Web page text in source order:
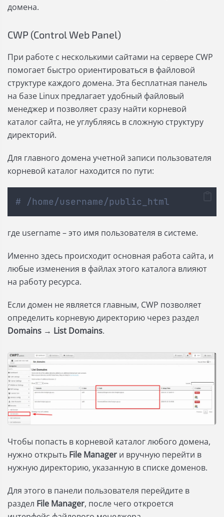
домена.
CWP (Control Web Panel)
При работе с несколькими сайтами на сервере CWP
помогает быстро ориентироваться в файловой
структуре каждого домена. Эта бесплатная панель
на базе Linux предлагает удобный файловый
менеджер и позволяет сразу найти корневой
каталог сайта, не углубляясь в сложную структуру
директорий.
Для главного домена учетной записи пользователя
корневой каталог находится по пути:
# /home/username/public_html
где username – это имя пользователя в системе.
Именно здесь происходит основная работа сайта, и
любые изменения в файлах этого каталога влияют
на работу ресурса.
Если домен не является главным, CWP позволяет
определить корневую директорию через раздел
Domains → List Domains.
Чтобы попасть в корневой каталог любого домена,
нужно открыть File Manager и вручную перейти в
нужную директорию, указанную в списке доменов.
Для этого в панели пользователя перейдите в
раздел File Manager, после чего откроется